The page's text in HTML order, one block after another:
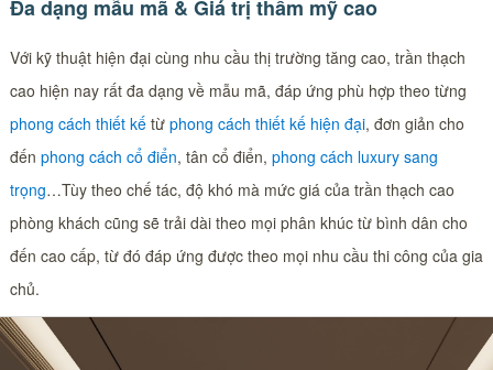
Đa dạng mẫu mã & Giá trị thẩm mỹ cao
Với kỹ thuật hiện đại cùng nhu cầu thị trường tăng cao, trần thạch
cao hiện nay rất đa dạng về mẫu mã, đáp ứng phù hợp theo từng
phong cách thiết kếtừ phong cách thiết kế hiện đại, đơn giản cho
đến phong cách cổ điển, tân cổ điển, phong cách luxury sang
trọng…Tùy theo chế tác, độ khó mà mức giá của trần thạch cao
phòng khách cũng sẽ trải dài theo mọi phân khúc từ bình dân cho
đến cao cấp, từ đó đáp ứng được theo mọi nhu cầu thi công của gia
chủ.